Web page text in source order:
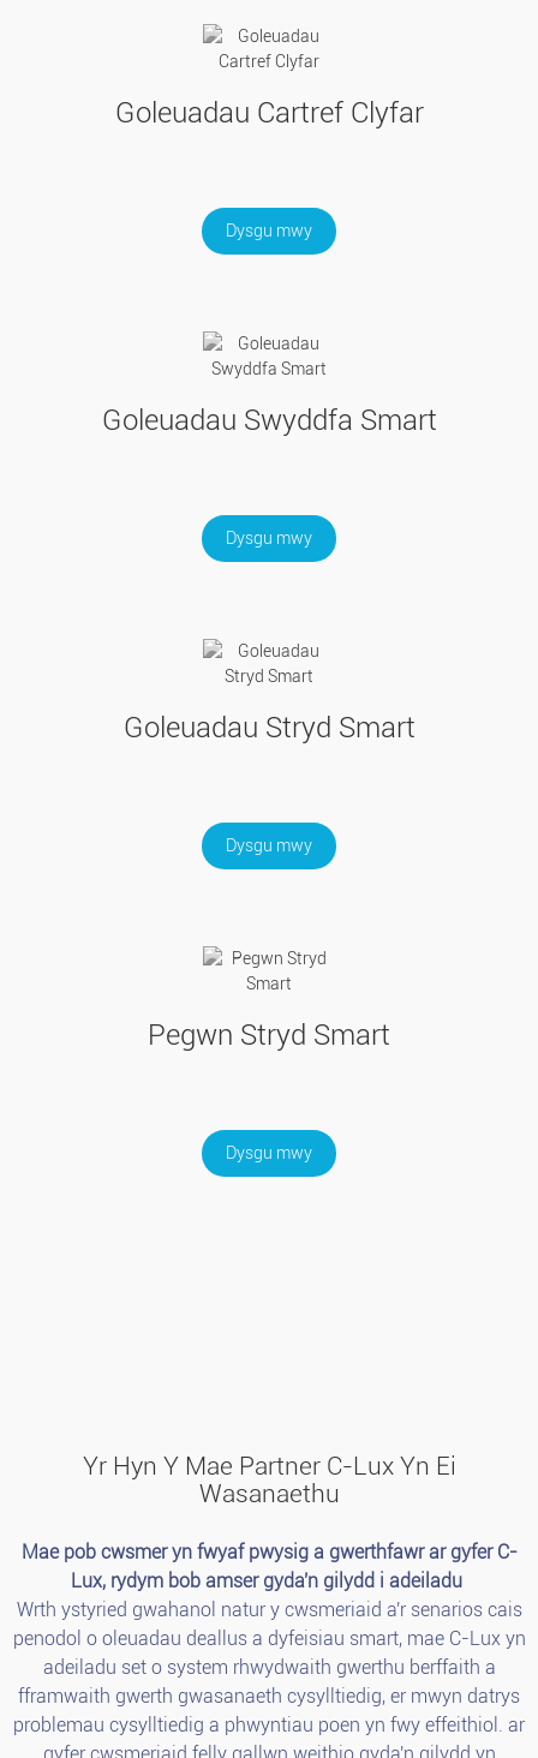
Goleuadau Cartref Clyfar
Dysgu mwy
Goleuadau Swyddfa Smart
Dysgu mwy
Goleuadau Stryd Smart
Dysgu mwy
Pegwn Stryd Smart
Dysgu mwy
Yr Hyn Y Mae Partner C-Lux Yn Ei
Wasanaethu
Mae pob cwsmer yn fwyaf pwysig a gwerthfawr ar gyfer C-
Lux, rydym bob amser gyda'n gilydd i adeiladu
Wrth ystyried gwahanol natur y cwsmeriaid a'r senarios cais
penodol o oleuadau deallus a dyfeisiau smart, mae C-Lux yn
adeiladu set o system rhwydwaith gwerthu berffaith a
fframwaith gwerth gwasanaeth cysylltiedig, er mwyn datrys
problemau cysylltiedig a phwyntiau poen yn fwy effeithiol. ar
gyfer cwsmeriaid.felly gallwn weithio gyda'n gilydd yn